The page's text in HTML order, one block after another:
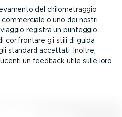
del chilo­me­traggio
o uno dei nostri
registra un punteggio
confrontare gli stili di guida
standard accettati. Inoltre,
un feedback utile sulle loro